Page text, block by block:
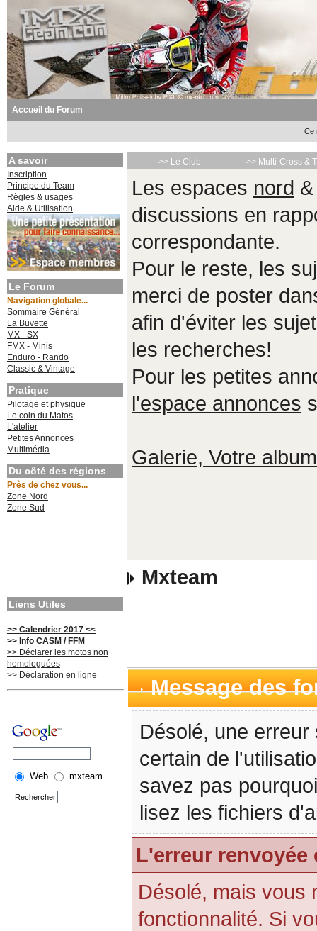
Accueil du Forum
Ce
A savoir
Inscription
Principe du Team
Règles & usages
Aide & Utilisation
Le Forum
Navigation globale...
Sommaire Général
La Buvette
MX - SX
FMX - Minis
Enduro - Rando
Classic & Vintage
Pratique
Pilotage et physique
Le coin du Matos
L'atelier
Petites Annonces
Multimédia
Du côté des régions
Près de chez vous...
Zone Nord
Zone Sud
Liens Utiles
>> Calendrier 2017 <<
>> Info CASM / FFM
>> Déclarer les motos non
homologuées
>> Déclaration en ligne
Web mxteam
>> Le Club >> Multi-Cross &
Les espaces nord
discussions en
correspondante.
Pour le reste, les
merci de poster
afin d'éviter les
les recherches!
Pour les petites
l'espace annonces
Galerie, Votre
Mxteam
Message des
Désolé, une
certain de
savez pas
lisez les fichiers
L'erreur renvoyée
Désolé, mais vous
fonctionnalité. Si